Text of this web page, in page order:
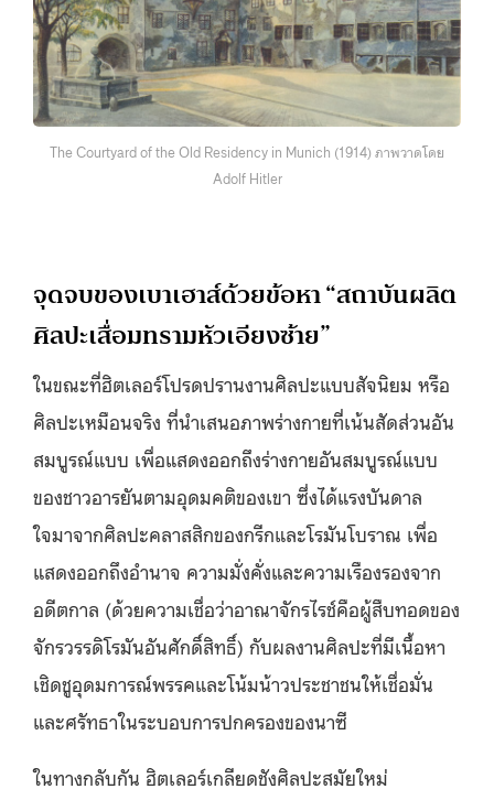
The Courtyard of the Old Residency in Munich (1914) ภาพวาดโดย
Adolf Hitler
จุดจบของเบาเฮาส์ด้วยข้อหา “สถาบันผลิต
ศิลปะเสื่อมทรามหัวเอียงซ้าย”
ในขณะที่ฮิตเลอร์โปรดปรานงานศิลปะแบบสัจนิยม หรือ
ศิลปะเหมือนจริง ที่นำเสนอภาพร่างกายที่เน้นสัดส่วนอัน
สมบูรณ์แบบ เพื่อแสดงออกถึงร่างกายอันสมบูรณ์แบบ
ของชาวอารยันตามอุดมคติของเขา ซึ่งได้แรงบันดาล
ใจมาจากศิลปะคลาสสิกของกรีกและโรมันโบราณ เพื่อ
แสดงออกถึงอำนาจ ความมั่งคั่งและความเรืองรองจาก
อดีตกาล (ด้วยความเชื่อว่าอาณาจักรไรช์คือผู้สืบทอดของ
จักรวรรดิโรมันอันศักดิ์สิทธิ์) กับผลงานศิลปะที่มีเนื้อหา
เชิดชูอุดมการณ์พรรคและโน้มน้าวประชาชนให้เชื่อมั่น
และศรัทธาในระบอบการปกครองของนาซี
ในทางกลับกัน ฮิตเลอร์เกลียดชังศิลปะสมัยใหม่